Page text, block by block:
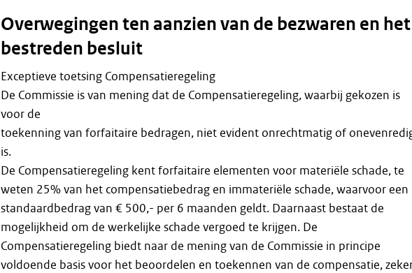
Overwegingen ten aanzien van de bezwaren en het
bestreden besluit
Exceptieve toetsing Compensatieregeling
De Commissie is van mening dat de Compensatieregeling, waarbij gekozen is
voor de
toekenning van forfaitaire bedragen, niet evident onrechtmatig of
is.
De Compensatieregeling kent forfaitaire elementen voor materiële schade, te
weten 25% van het compensatiebedrag en immateriële schade, waarvoor een
standaardbedrag van € 500,- per 6 maanden geldt. Daarnaast bestaat de
mogelijkheid om de werkelijke schade vergoed te krijgen. De
Compensatieregeling biedt naar de mening van de Commissie in principe
voldoende basis voor het beoordelen en toekennen van de compensatie,